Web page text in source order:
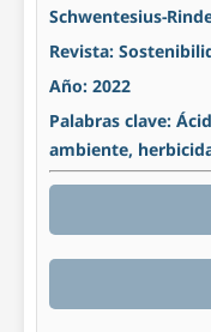
Schwentesius-
Revista:
Año: 2022
Palabras clave:
ambiente,